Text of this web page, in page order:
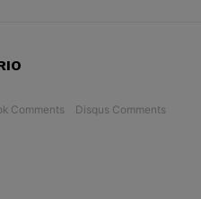
Comments Disqus Comments